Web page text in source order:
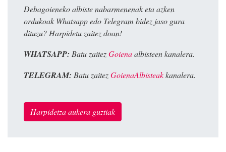
Debagoieneko albiste nabarmenenak eta azken
ordukoak Whatsapp edo Telegram bidez jaso gura
dituzu? Harpidetu zaitez doan!
WHATSAPP: Batu zaitezGoienaalbisteen kanalera.
TELEGRAM: Batu zaitezGoienaAlbisteakkanalera.
Harpidetza aukera guztiak